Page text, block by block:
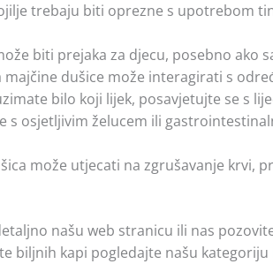
trebaju biti oprezne s upotrebom
biti prejaka za djecu, posebno
majčine dušice može interagirati s
bilo koji lijek, posavjetujte se s
s osjetljivim želucem ili
može utjecati na zgrušavanje
našu web stranicu ili nas
biljnih kapi pogledajte našu kategoriju